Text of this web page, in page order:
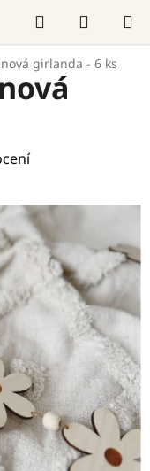
Hledat
KOŠÍK
girlanda - 6 ks